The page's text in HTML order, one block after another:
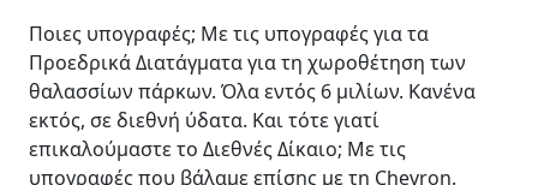
Ποιες υπογραφές; Με τις υπογραφές για τα
Προεδρικά Διατάγματα για τη χωροθέτηση των
θαλασσίων πάρκων. Όλα εντός 6 μιλίων. Κανένα
εκτός, σε διεθνή ύδατα. Και τότε γιατί
επικαλούμαστε το Διεθνές Δίκαιο; Με τις
υπογραφές που βάλαμε επίσης με τη Chevron.